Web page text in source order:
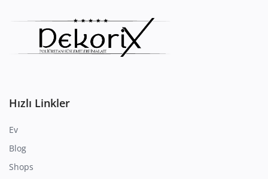
Hızlı Linkler
Ev
Blog
Shops